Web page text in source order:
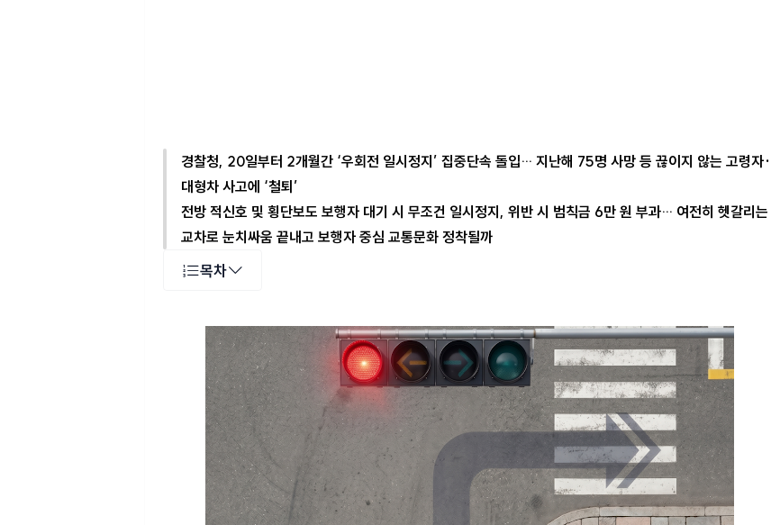
경찰청, 20일부터 2개월간 ‘우회전 일시정지’ 집중단속 돌입… 지난해 75명 사망 등 끊이지 않는 고령자·
대형차 사고에 ‘철퇴’
전방 적신호 및 횡단보도 보행자 대기 시 무조건 일시정지, 위반 시 범칙금 6만 원 부과… 여전히 헷갈리는
교차로 눈치싸움 끝내고 보행자 중심 교통문화 정착될까
목차